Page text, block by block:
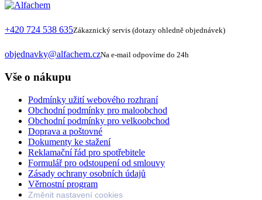
+420 724 538 635Zákaznický servis (dotazy ohledně objednávek)
objednavky@alfachem.czNa e-mail odpovíme do 24h
Vše o nákupu
Podmínky užití webového rozhraní
Obchodní podmínky pro maloobchod
Obchodní podmínky pro velkoobchod
Doprava a poštovné
Dokumenty ke stažení
Reklamační řád pro spotřebitele
Formulář pro odstoupení od smlouvy
Zásady ochrany osobních údajů
Věrnostní program
Změnit nastavení cookies